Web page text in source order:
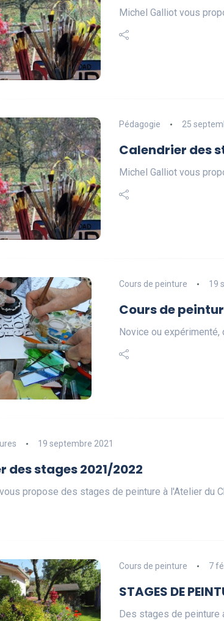
Michel Galliot vous
Pédagogie 25
Calendrier des
Michel Galliot vous
Cours de peinture 19
Cours de
Novice ou expérimenté,
19 septembre 2021
des stages 2021/2022
propose des stages de peinture à l'Atelier du
Cours de peinture 7
STAGES DE
Des stages de peinture